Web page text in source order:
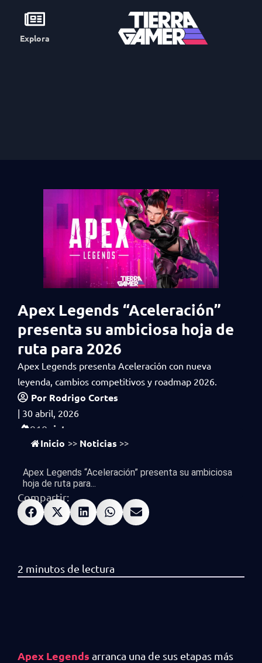
Explora
Apex Legends “Aceleración”
presenta su ambiciosa hoja de
ruta para 2026
Apex Legends presenta Aceleración con nueva
leyenda, cambios competitivos y roadmap 2026.
Por Rodrigo Cortes
| 30 abril, 2026
910 vistas
Inicio >> Noticias >>
Apex Legends “Aceleración” presenta su ambiciosa
hoja de ruta para...
Compartir:
Apex Legends arranca una de sus etapas más